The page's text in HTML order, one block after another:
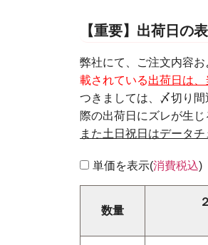
【重要】出荷日の
弊社にて、ご注文内容
載されている出荷日は、
つきましては、〆切り
際の出荷日にズレが生
また土日祝日はデータ
単価を表示(消費税込)
数量